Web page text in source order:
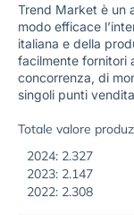
Trend Market è un
modo efficace
italiana e della
facilmente fornitori
concorrenza, di
singoli punti
Totale valore
2024: 2.327
2023: 2.147
2022: 2.308